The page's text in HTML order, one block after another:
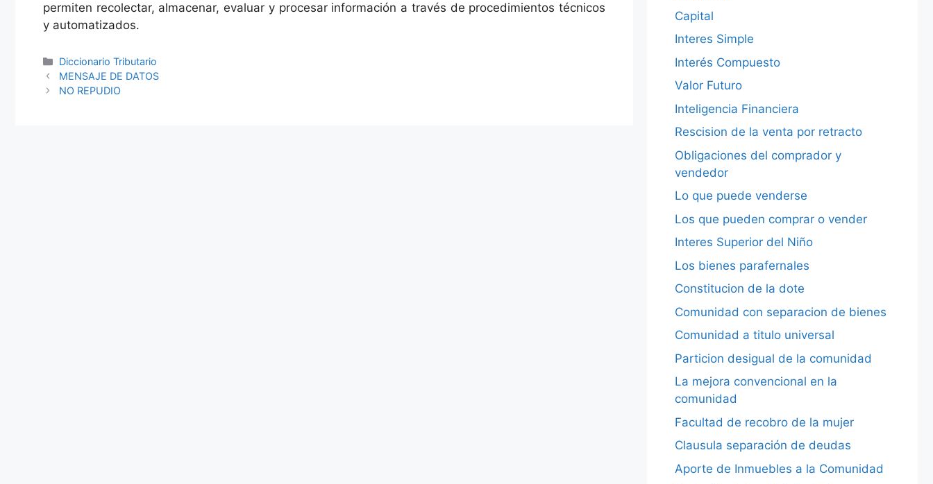
permiten recolectar, almacenar, evaluar y procesar información a través de procedimientos técnicos
y automatizados.
Categories
Diccionario Tributario
MENSAJE DE DATOS
NO REPUDIO
Capital
Interes Simple
Interés Compuesto
Valor Futuro
Inteligencia Financiera
Rescision de la venta por retracto
Obligaciones del comprador y
vendedor
Lo que puede venderse
Los que pueden comprar o vender
Interes Superior del Niño
Los bienes parafernales
Constitucion de la dote
Comunidad con separacion de bienes
Comunidad a titulo universal
Particion desigual de la comunidad
La mejora convencional en la
comunidad
Facultad de recobro de la mujer
Clausula separación de deudas
Aporte de Inmuebles a la Comunidad